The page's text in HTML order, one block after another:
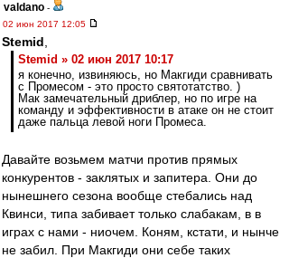
valdano -
02 июн 2017 12:05
Stemid
Stemid » 02 июн 2017 10:17
я конечно, извиняюсь, но Макгиди сравнивать
с Промесом - это просто святотатство. )
Мак замечательный дриблер, но по игре на
команду и эффективности в атаке он не стоит
даже пальца левой ноги Промеса.
Давайте возьмем матчи против прямых
конкурентов - заклятых и запитера. Они до
нынешнего сезона вообще стебались над
Квинси, типа забивает только слабакам, в в
играх с нами - ниочем. Коням, кстати, и нынче
не забил. При Макгиди они себе таких